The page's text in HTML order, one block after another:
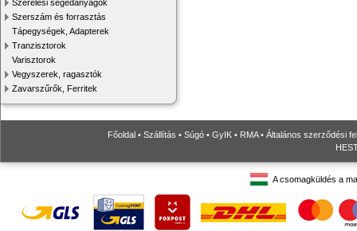
Szerelési segédanyagok
Szerszám és forrasztás
Tápegységek, Adapterek
Tranzisztorok
Varisztorok
Vegyszerek, ragasztók
Zavarszűrők, Ferritek
Főoldal • Szállítás • Súgó • GyIK • RMA• Általános szerződési
A csomagküldés a